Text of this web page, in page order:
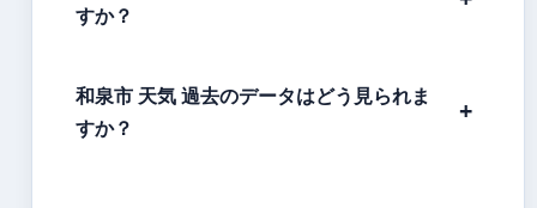
すか？
和泉市 天気 過去のデータはどう見られま
すか？